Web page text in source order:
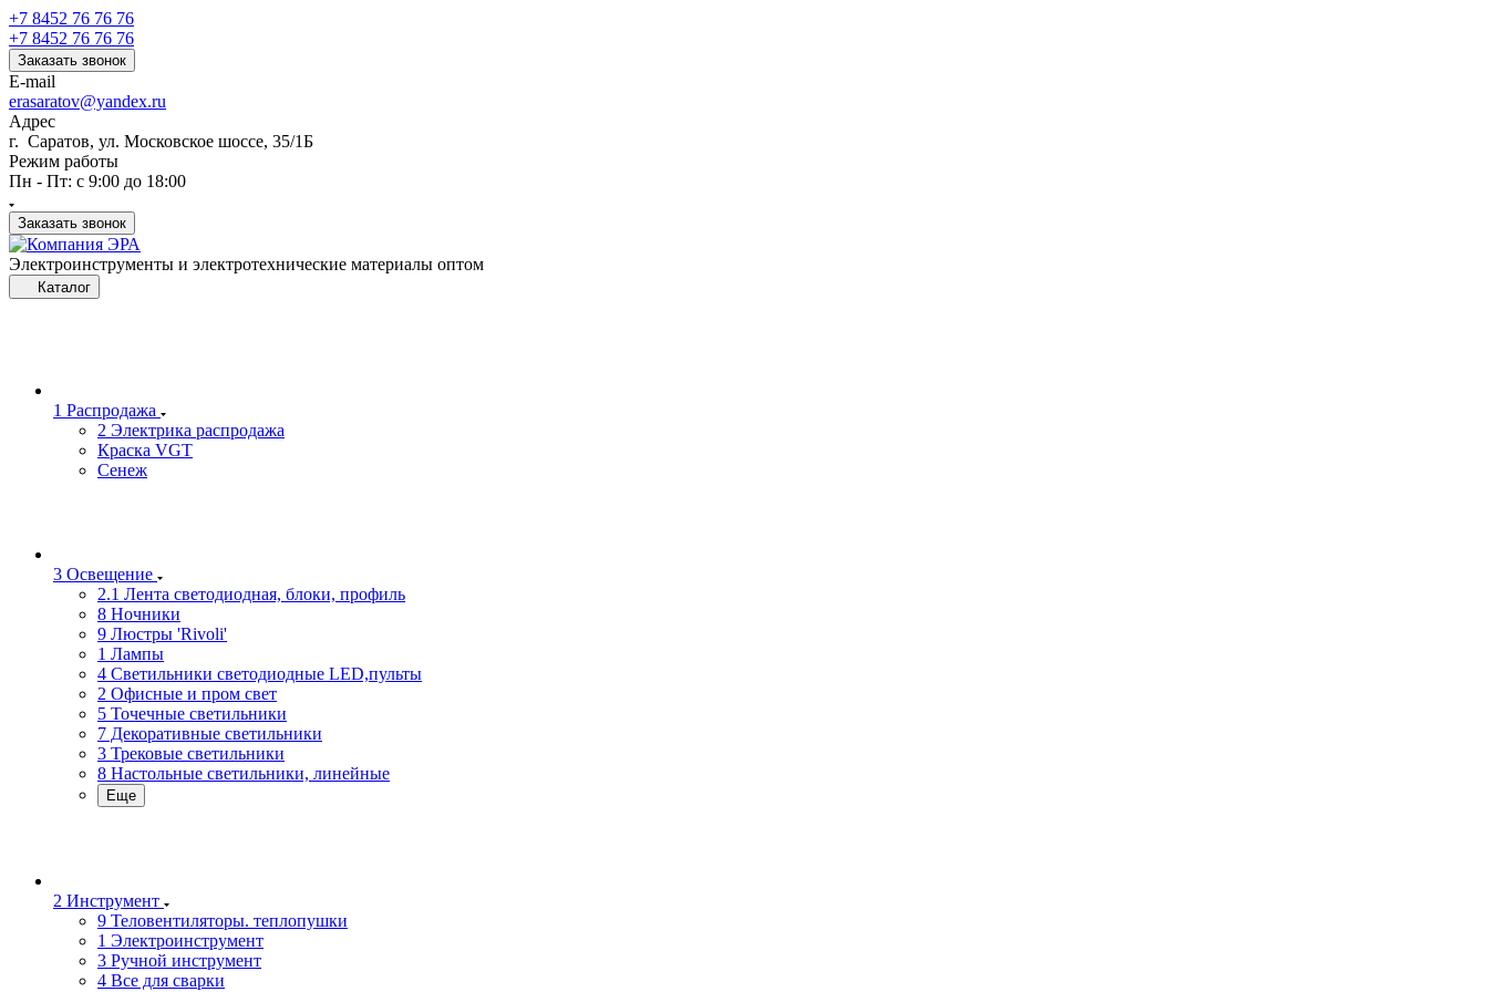
+7 8452 76 76 76
+7 8452 76 76 76
Заказать звонок
E-mail
erasaratov@yandex.ru
Адрес
г. Саратов, ул. Московское шоссе, 35/1Б
Режим работы
Пн - Пт: с 9:00 до 18:00
Заказать звонок
Электроинструменты и электротехнические материалы оптом
Каталог
1 Распродажа
2 Электрика распродажа
Краска VGT
Сенеж
3 Освещение
2.1 Лента светодиодная, блоки, профиль
8 Ночники
9 Люстры 'Rivoli'
1 Лампы
4 Светильники светодиодные LED,пульты
2 Офисные и пром свет
5 Точечные светильники
7 Декоративные светильники
3 Трековые светильники
8 Настольные светильники, линейные
Еще
2 Инструмент
9 Теловентиляторы. теплопушки
1 Электроинструмент
3 Ручной инструмент
4 Все для сварки